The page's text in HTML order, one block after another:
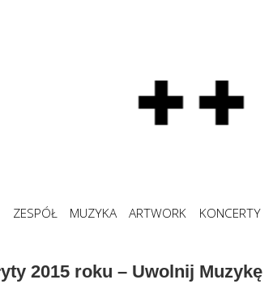
ZESPÓŁ MUZYKA ARTWORK KONCERTY
2015 roku – Uwolnij Muzykę